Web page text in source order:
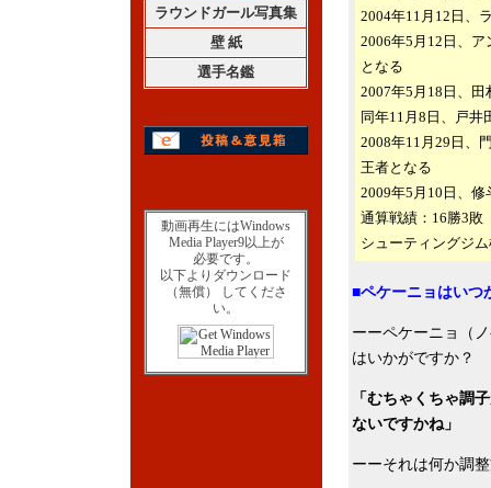
ラウンドガール写真集
壁 紙
選手名鑑
動画再生にはWindows
Media Player9以上が
必要です。
以下よりダウンロード
（無償） してくださ
い。
2004年11月12日、
2006年5月12日、
となる
2007年5月18日、
同年11月8日、戸井
2008年11月29日、
王者となる
2009年5月10日、
通算戦績：16勝3敗
シューティングジ
■ペケーニョはいつ
ーーペケーニョ（
はいかがですか？
「むちゃくちゃ調
ないですかね」
ーーそれは何か調